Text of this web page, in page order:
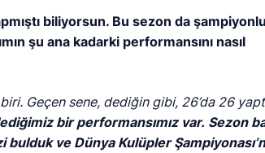
biliyorsun. Bu sezon da
şu ana kadarki performansını nasıl
Geçen sene, dediğin gibi, 26’da 26
bir performansımız var. Sezon
ve Dünya Kulüpler